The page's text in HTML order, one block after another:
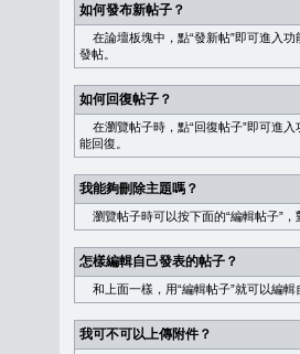
如何發布新帖子？
在論壇板塊中，點“發新帖”即可進入功
發帖。
如何回復帖子？
在瀏覽帖子時，點“回復帖子”即可進入
能回復。
我能夠刪除主題嗎？
瀏覽帖子時可以按下面的“編輯帖子”
怎樣編輯自己發表的帖子？
和上面一樣，用“編輯帖子”就可以編
我可不可以上傳附件？